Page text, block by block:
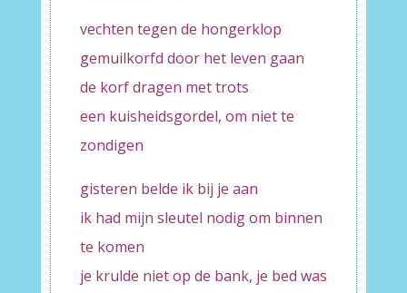
vechten tegen de hongerklop
gemuilkorfd door het leven gaan
de korf dragen met trots
een kuisheidsgordel, om niet te
zondigen
gisteren belde ik bij je aan
ik had mijn sleutel nodig om binnen
te komen
je krulde niet op de bank, je bed was